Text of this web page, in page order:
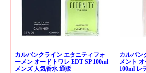
カルバンクライン エタニティフォ
ーメン オードトワレ EDT SP 100ml
メンズ 人気香水 通販
カルバン
メント オ
100ml レ